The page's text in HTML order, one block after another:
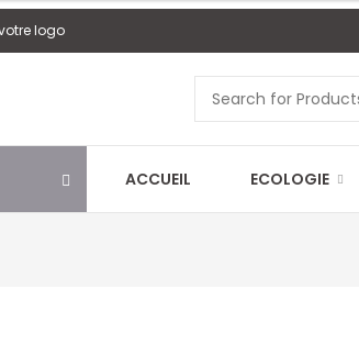
logo
ACCUEIL ECOLOGIE